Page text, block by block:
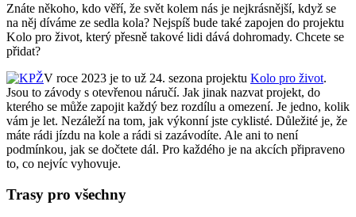
Znáte někoho, kdo věří, že svět kolem nás je nejkrásnější, když se
na něj díváme ze sedla kola? Nejspíš bude také zapojen do projektu
Kolo pro život, který přesně takové lidi dává dohromady. Chcete se
přidat?
V roce 2023 je to už 24. sezona projektu Kolo pro život.
Jsou to závody s otevřenou náručí. Jak jinak nazvat projekt, do
kterého se může zapojit každý bez rozdílu a omezení. Je jedno, kolik
vám je let. Nezáleží na tom, jak výkonní jste cyklisté. Důležité je, že
máte rádi jízdu na kole a rádi si zazávodíte. Ale ani to není
podmínkou, jak se dočtete dál. Pro každého je na akcích připraveno
to, co nejvíc vyhovuje.
Trasy pro všechny